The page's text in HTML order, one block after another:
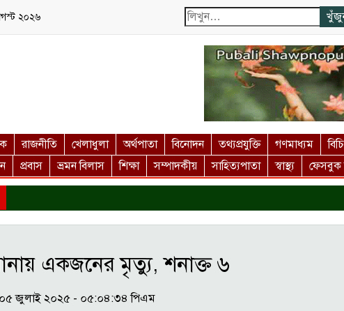
২০২৬
রাজনীতি খেলাধুলা অর্থপাতা বিনোদন তথ্যপ্রযুক্তি গণমাধ্যম
প্রবাস ভ্রমন বিলাস শিক্ষা সম্পাদকীয় সাহিত্যপাতা স্বাস্থ্য ফেসবুক
একজনের মৃত্যু, শনাক্ত ৬
০৫ জুলাই ২০২৫ - ০৫:০৪:৩৪ পিএম